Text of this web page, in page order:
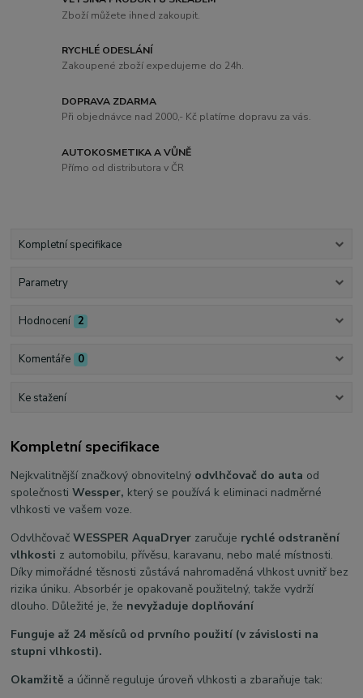
Zboží můžete ihned zakoupit.
RYCHLÉ ODESLÁNÍ
Zakoupené zboží expedujeme do 24h.
DOPRAVA ZDARMA
Při objednávce nad 2000,- Kč platíme dopravu za vás.
AUTOKOSMETIKA A VŮNĚ
Přímo od distributora v ČR
Kompletní specifikace
Parametry
Hodnocení 2
Komentáře 0
Ke stažení
Kompletní specifikace
Nejkvalitnější značkový obnovitelný odvlhčovač do auta od
společnostiWessper, který se používá k eliminaci nadměrné
vlhkosti ve vašem voze.
Odvlhčovač WESSPER AquaDryer zaručuje rychlé odstranění
vlhkosti z automobilu, přívěsu, karavanu, nebo malé místnosti.
Díky mimořádné těsnosti zůstává nahromaděná vlhkost uvnitř bez
rizika úniku. Absorbér je opakovaně použitelný, takže vydrží
dlouho. Důležité je, že nevyžaduje doplňování
Funguje až 24 měsíců od prvního použití (v závislosti na
stupni vlhkosti).
Okamžitě a účinně reguluje úroveň vlhkosti a zbaraňuje tak: